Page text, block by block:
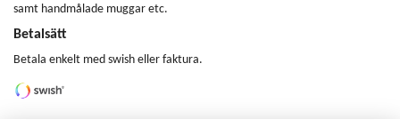
samt handmålade muggar etc.
Betalsätt
Betala enkelt med swish eller faktura.